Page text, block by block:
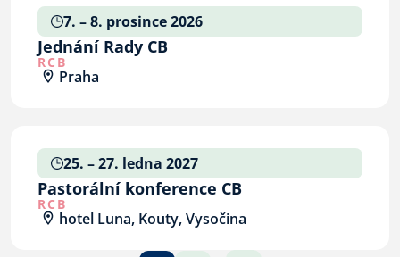
7. – 8. prosince 2026
Jednání Rady CB
RCB
Praha
25. – 27. ledna 2027
Pastorální konference CB
RCB
hotel Luna, Kouty, Vysočina